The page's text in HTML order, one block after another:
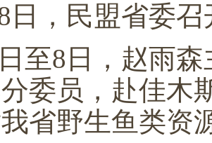
日，民盟省委
至8日，赵雨
委员，赴佳木
省野生鱼类资